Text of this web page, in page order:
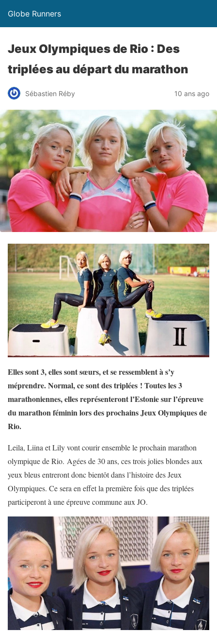
Globe Runners
Jeux Olympiques de Rio : Des
triplées au départ du marathon
Sébastien Réby 10 ans ago
Elles sont 3, elles sont sœurs, et se ressemblent à s’y
méprendre. Normal, ce sont des triplées ! Toutes les 3
marathoniennes, elles représenteront l’Estonie sur l’épreuve
du marathon féminin lors des prochains Jeux Olympiques de
Rio.
Leila, Liina et Lily vont courir ensemble le prochain marathon
olympique de Rio. Agées de 30 ans, ces trois jolies blondes aux
yeux bleus entreront donc bientôt dans l’histoire des Jeux
Olympiques. Ce sera en effet la première fois que des triplées
participeront à une épreuve commune aux JO.